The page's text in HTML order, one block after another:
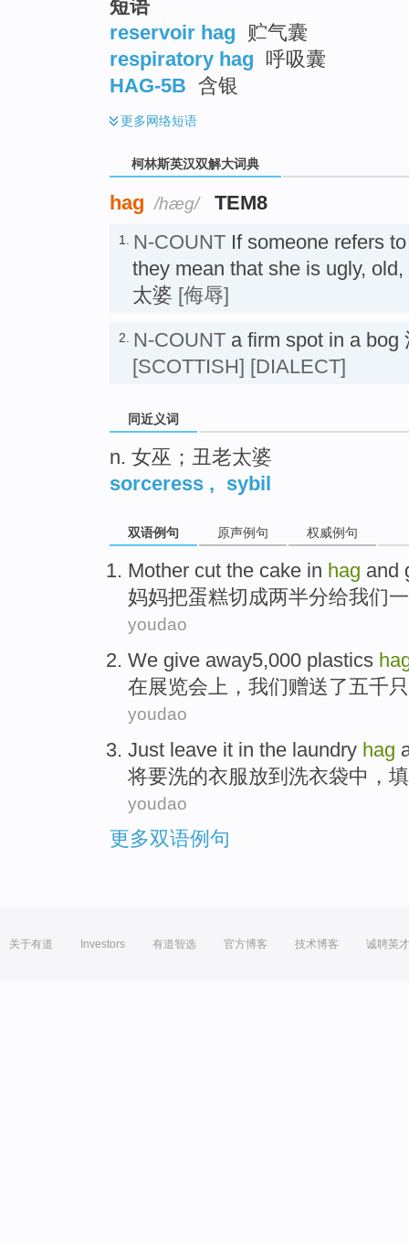
短语
reservoir hag
贮气囊
respiratory hag 呼吸囊
HAG-5B 含银
更多网络短语
柯林斯英汉双解大词典
hag /hæɡ/ TEM8
1. N-COUNT If someone refers
they mean that she is ugly,
太婆 [侮辱]
2. N-COUNT a firm spot in a bog
[SCOTTISH] [DIALECT]
同近义词
n. 女巫；丑老太婆
sorceress , sybil
双语例句 原声例句 权威例句
Mother cut the cake in hag and
妈妈把蛋糕切成两半分给我们
youdao
We give away5,000 plastics
在展览会上， 我们赠送了五千只
youdao
Just leave it in the laundry hag
将要洗的衣服放到洗衣袋中 ， 填
youdao
更多双语例句
关于有道 Investors 有道智选 官方博客 技术博客 诚聘英才